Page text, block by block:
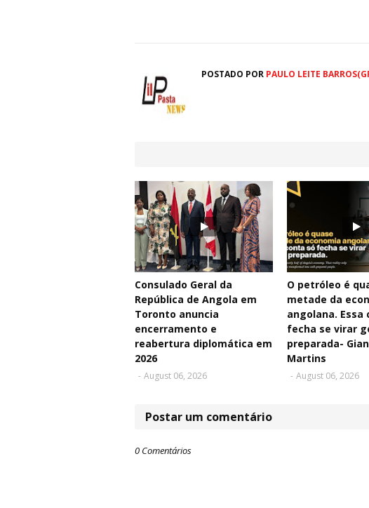
POSTADO POR PAULO LEITE
Consulado Geral da
República de Angola em
Toronto anuncia
encerramento e
reabertura diplomática em
2026
- August 06, 2026
O petróleo é
metade da
angolana. Essa
fecha se virar
preparada-
Martins
- August 06, 2026
Postar um comentário
0 Comentários